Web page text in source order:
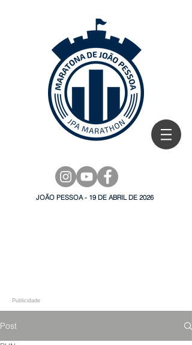
JOÃO PESSOA - 19 DE ABRIL DE 2026
Publicidade
Post